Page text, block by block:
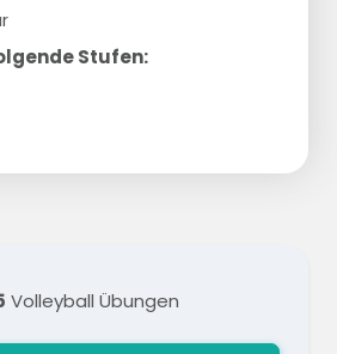
Stufen:
Volleyball Übungen